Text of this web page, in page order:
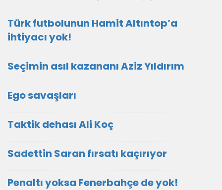
Türk futbolunun Hamit Altıntop’a
ihtiyacı yok!
Seçimin asıl kazananı Aziz Yıldırım
Ego savaşları
Taktik dehası Ali Koç
Sadettin Saran fırsatı kaçırıyor
Penaltı yoksa Fenerbahçe de yok!